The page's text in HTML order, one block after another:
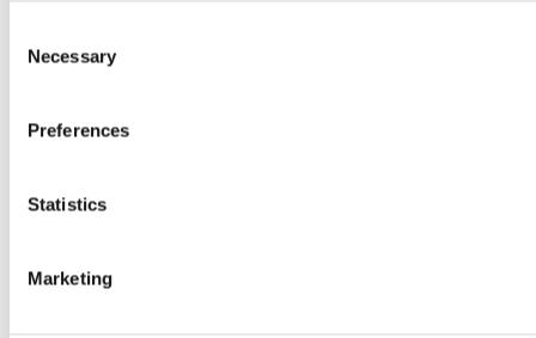
Selection
Necessary
Preferences
Statistics
Marketing